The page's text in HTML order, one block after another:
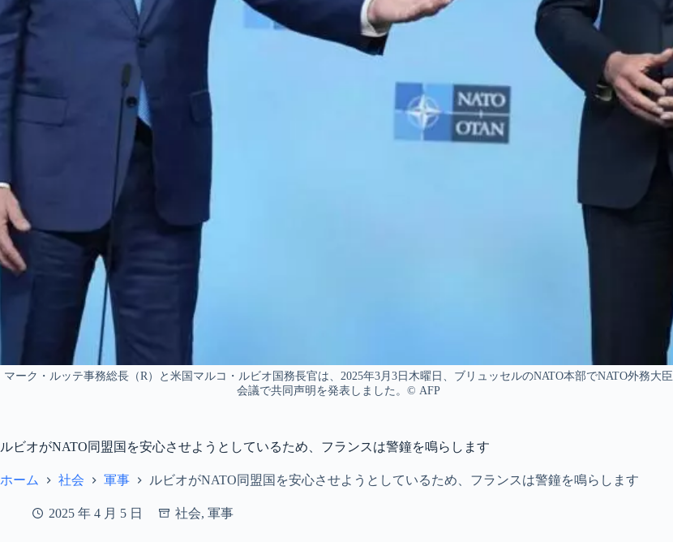
マーク・ルッテ事務総長（R）と米国マルコ・ルビオ国務長官は、2025年3月3日木曜日、ブリュッセルのNATO本部でNATO外務大臣
会議で共同声明を発表しました。© AFP
ルビオがNATO同盟国を安心させようとしているため、フランスは警鐘を鳴らします
ホーム 社会 軍事 ルビオがNATO同盟国を安心させようとしているため、フランスは警鐘を鳴らします
2025 年 4 月 5 日 社会, 軍事